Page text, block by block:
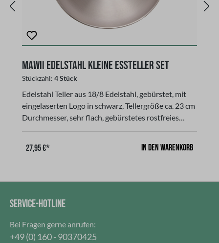
MAWII Edelstahl kleine Essteller Set
Stückzahl: 4 Stück
Edelstahl Teller aus 18/8 Edelstahl, gebürstet, mit
eingelaserten Logo in schwarz, Tellergröße ca. 23 cm
Durchmesser, sehr flach, gebürstetes rostfreies
Edelstahl, Spülmaschinen geeignet, abriebfest und
reinigen. Aufgrund seiner Eigenschaften ist der
sich vielen Lieblingsgerichte beim Camping & Co.
mit 2 oder 4 Stück!
27,95 €* In den Warenkorb
SERVICE-HOTLINE
Bei Fragen gerne anrufen:
+49 (0) 160 - 90370425